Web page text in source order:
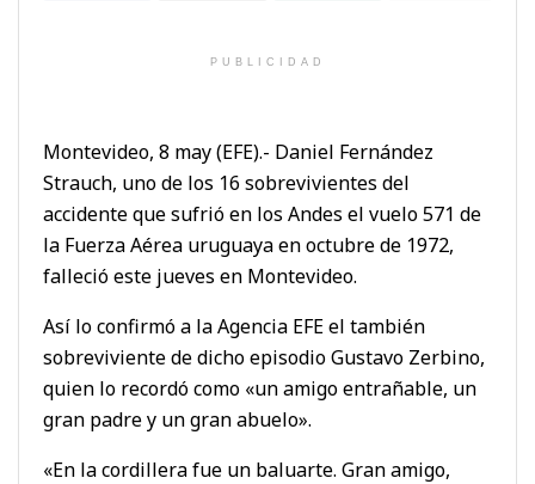
PUBLICIDAD
Montevideo, 8 may (EFE).- Daniel Fernández
Strauch, uno de los 16 sobrevivientes del
accidente que sufrió en los Andes el vuelo 571 de
la Fuerza Aérea uruguaya en octubre de 1972,
falleció este jueves en Montevideo.
Así lo confirmó a la Agencia EFE el también
sobreviviente de dicho episodio Gustavo Zerbino,
quien lo recordó como «un amigo entrañable, un
gran padre y un gran abuelo».
«En la cordillera fue un baluarte. Gran amigo,